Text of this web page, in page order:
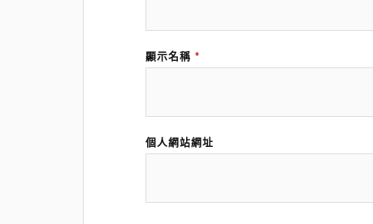
顯示名稱 *
個人網站網址